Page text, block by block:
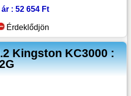
ár : 52 654 Ft
Érdeklődjön
Kingston KC3000 :